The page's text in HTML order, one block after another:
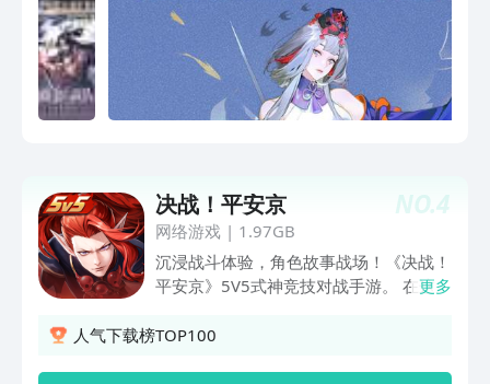
NO.4
决战！平安京
网络游戏| 1.97GB
沉浸战斗体验，角色故事战场！《决战！
平安京》5V5式神竞技对战手游。 在这
神缔结契约，释放式神独特技能组合，激
更多
人气下载榜TOP100